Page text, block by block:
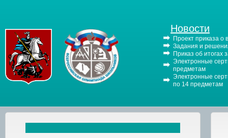
Новости
Проект приказа о
Задания и
Приказ об итогах
Электронные
предметам
Электронные
по 14 предметам